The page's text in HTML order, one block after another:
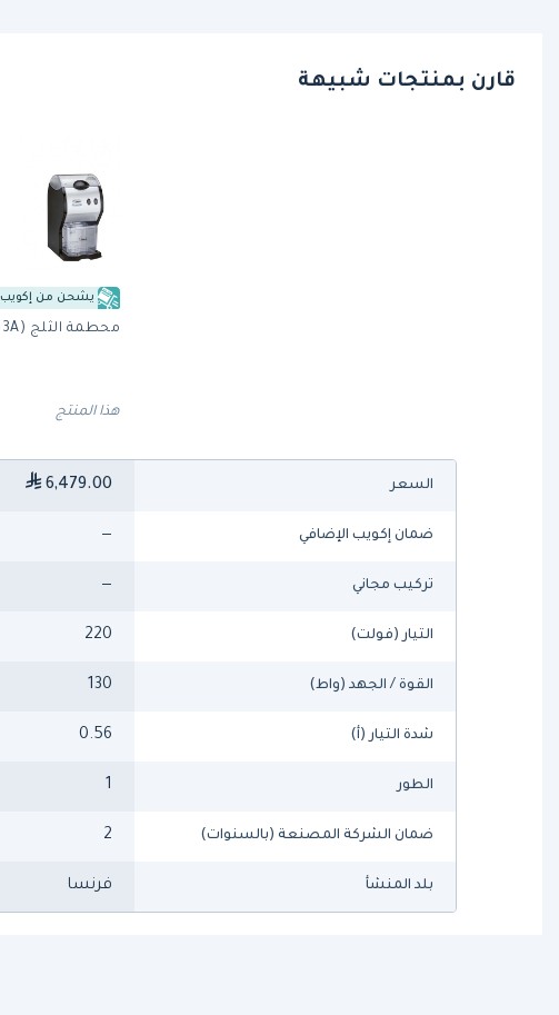
قارن بمنتجات شبيهة
يشحن من إكويب
محطمة الثلج (53A) من سانتوس
هذا المنتج
السعر 6,479.00
ضمان إكويب الإضافي —
تركيب مجاني —
التيار (فولت) 220
القوة / الجهد (واط) 130
شدة التيار (أ) 0.56
الطور 1
ضمان الشركة المصنعة (بالسنوات) 2
بلد المنشأ فرنسا